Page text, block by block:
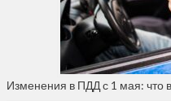
Изменения в ПДД с 1 мая: что